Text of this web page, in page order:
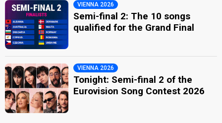
VIENNA 2026
Semi-final 2: The 10 songs
qualified for the Grand Final
VIENNA 2026
Tonight: Semi-final 2 of the
Eurovision Song Contest 2026